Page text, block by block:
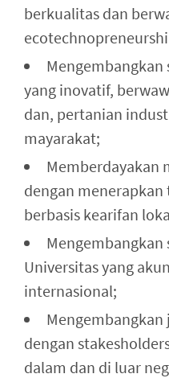
berkualitas dan
Mengembangkan
yang inovatif,
dan, pertanian
mayarakat;
Memberdayakan
dengan
berbasis kearifan
Universitas yang
internasional;
dengan
dalam dan di luar